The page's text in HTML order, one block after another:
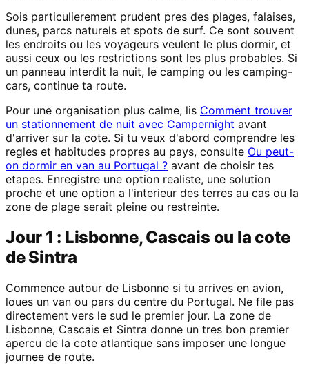
Sois particulierement prudent pres des plages, falaises,
dunes, parcs naturels et spots de surf. Ce sont souvent
les endroits ou les voyageurs veulent le plus dormir, et
aussi ceux ou les restrictions sont les plus probables. Si
un panneau interdit la nuit, le camping ou les camping-
cars, continue ta route.
Pour une organisation plus calme, lis Comment trouver
un stationnement de nuit avec Campernight avant
d'arriver sur la cote. Si tu veux d'abord comprendre les
regles et habitudes propres au pays, consulte Ou peut-
on dormir en van au Portugal ? avant de choisir tes
etapes. Enregistre une option realiste, une solution
proche et une option a l'interieur des terres au cas ou la
zone de plage serait pleine ou restreinte.
Jour 1 : Lisbonne, Cascais ou la cote
de Sintra
Commence autour de Lisbonne si tu arrives en avion,
loues un van ou pars du centre du Portugal. Ne file pas
directement vers le sud le premier jour. La zone de
Lisbonne, Cascais et Sintra donne un tres bon premier
apercu de la cote atlantique sans imposer une longue
journee de route.